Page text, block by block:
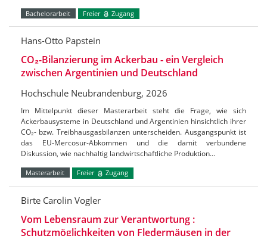
Bachelorarbeit Freier Zugang
Hans-Otto Papstein
CO₂-Bilanzierung im Ackerbau - ein Vergleich
zwischen Argentinien und Deutschland
Hochschule Neubrandenburg, 2026
Im Mittelpunkt dieser Masterarbeit steht die Frage, wie sich
Ackerbausysteme in Deutschland und Argentinien hinsichtlich ihrer
CO₂- bzw. Treibhausgasbilanzen unterscheiden. Ausgangspunkt ist
das EU-Mercosur-Abkommen und die damit verbundene
Diskussion, wie nachhaltig landwirtschaftliche Produktion…
Masterarbeit Freier Zugang
Birte Carolin Vogler
Vom Lebensraum zur Verantwortung :
Schutzmöglichkeiten von Fledermäusen in der